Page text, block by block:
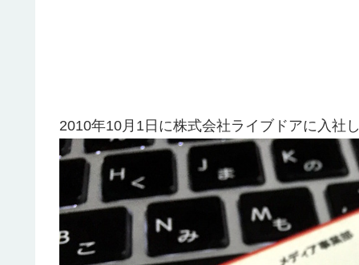
2010年10月1日に株式会社ライブドアに入社